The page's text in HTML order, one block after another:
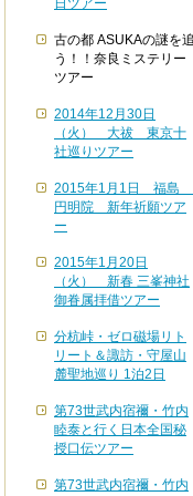
日ツアー
古の都 ASUKAの謎を
う！！奈良ミステリー
ツアー
2014年12月30日
（火） 大祓 東京十
社巡りツアー
2015年1月1日 福島
円明院 新年祈願ツア
ー
2015年1月20日
（火） 新春 三峯神社
御眷属拝借ツアー
分杭峠・ゼロ磁場リト
リート＆諏訪・守屋山
麓聖地巡り 1泊2日
第73世武内宿禰・竹内
睦泰と行く日本全国秘
授口伝ツアー
第73世武内宿禰・竹内